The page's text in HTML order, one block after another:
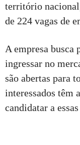
território
de 224 vagas de
A empresa busca
ingressar no
são abertas para
interessados têm
candidatar a